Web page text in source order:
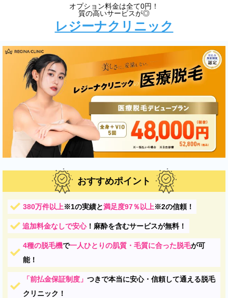
オプション料金は全て0円！
質の高いサービスが◎
レジーナクリニック
おすすめポイント
380万件以上※1の実績と満足度97％以上※2の信頼！
追加料金なしで安心！麻酔を含むサービスが無料！
4種の脱毛機で一人ひとりの肌質・毛質に合った脱毛が可
能！
「前払金保証制度」 つきで本当に安心・信頼して通える脱毛
クリニック！